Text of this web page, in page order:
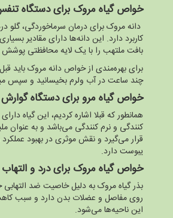
خواص گیاه مروک برای دستگاه
دانه مروک برای درمان سرماخوردگی، گلو
کاربرد دارد. این دانه‌ها دارای مقادیر
بافت ملتهب را با یک لایه محافظتی
برای بهره‌مندی از خواص دانه مروک باید
چند ساعت در آب ولرم بخیسانید و سپس
خواص گیاه مرو برای دستگاه گوارش
همانطور که قبلا اشاره کردیم، این گیاه
کنندگی و نرم کنندگی می‌باشد و به عنوان
قرار می‌گیرد و نقش موثری در بهبود
یبوست دارد.
خواص گیاه مروک برای درد و التهاب
بذر گیاه مروک به دلیل خاصیت ضد التهابی
روی مفاصل و عضلات بدن دارد و سبب
این ناحیه‌ها می‌شود.